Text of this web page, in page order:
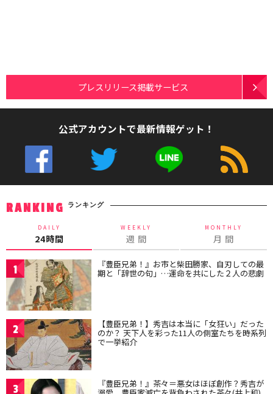
プレスリリース掲載サービス
公式アカウントで最新情報ゲット！
RANKING ランキング
DAILY
24時間
WEEKLY
週 間
MONTHLY
月 間
1 『豊臣兄弟！』お市と柴田勝家、自刃しての最
期と「辞世の句」…運命を共にした２人の悲劇
2 【豊臣兄弟！】秀吉は本当に「女狂い」だった
のか？ 天下人を彩った11人の側室たちを時系列
で一挙紹介
3 『豊臣兄弟！』茶々＝悪女はほぼ創作？秀吉が